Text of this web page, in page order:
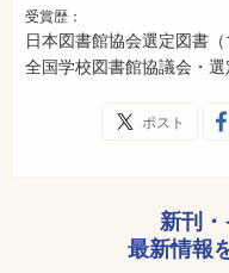
受賞歴：
日本図書館協会選定図書（
全国学校図書館協議会・選
ポスト
新刊・
最新情報